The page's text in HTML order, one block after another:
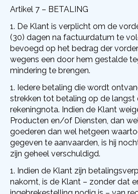
Artikel 7 – BETALING
De Klant is verplicht om de
(30) dagen na factuurdatum te
bevoegd op het bedrag der
wegens een door hem gestalde
mindering te brengen.
Iedere betaling die wordt
strekken tot betaling op de langst
rekeningnota. Indien de Klant
Producten en/of Diensten, dan
goederen dan wel hetgeen
gegeven te aanvaarden, is hij
zijn geheel verschuldigd.
Indien de Klant zijn
nakomt, is de Klant – zonder dat